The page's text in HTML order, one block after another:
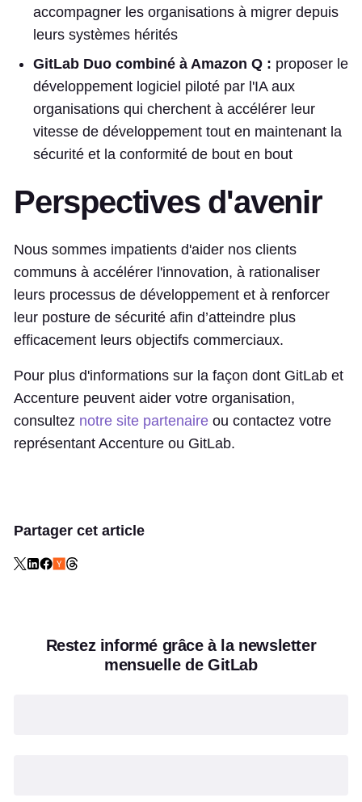
accompagner les organisations à migrer depuis
leurs systèmes hérités
GitLab Duo combiné à Amazon Q : proposer le
développement logiciel piloté par l'IA aux
organisations qui cherchent à accélérer leur
vitesse de développement tout en maintenant la
sécurité et la conformité de bout en bout
Perspectives d'avenir
Nous sommes impatients d'aider nos clients
communs à accélérer l'innovation, à rationaliser
leurs processus de développement et à renforcer
leur posture de sécurité afin d’atteindre plus
efficacement leurs objectifs commerciaux.
Pour plus d'informations sur la façon dont GitLab et
Accenture peuvent aider votre organisation,
consultez notre site partenaire ou contactez votre
représentant Accenture ou GitLab.
Partager cet article
Restez informé grâce à la newsletter
mensuelle de GitLab